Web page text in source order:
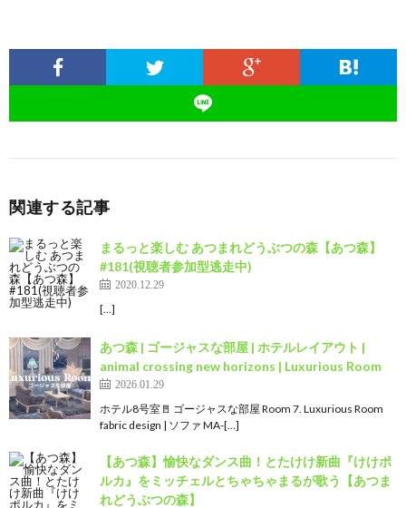
関連する記事
まるっと楽しむ あつまれどうぶつの森【あつ森】
#181(視聴者参加型逃走中)
2020.12.29
[…]
あつ森 | ゴージャスな部屋 | ホテルレイアウト |
animal crossing new horizons | Luxurious Room
2026.01.29
ホテル8号室🚪 ゴージャスな部屋 Room 7. Luxurious Room
fabric design | ソファ MA-[…]
【あつ森】愉快なダンス曲！とたけけ新曲『けけポ
ルカ』をミッチェルとちゃちゃまるが歌う【あつま
れどうぶつの森】